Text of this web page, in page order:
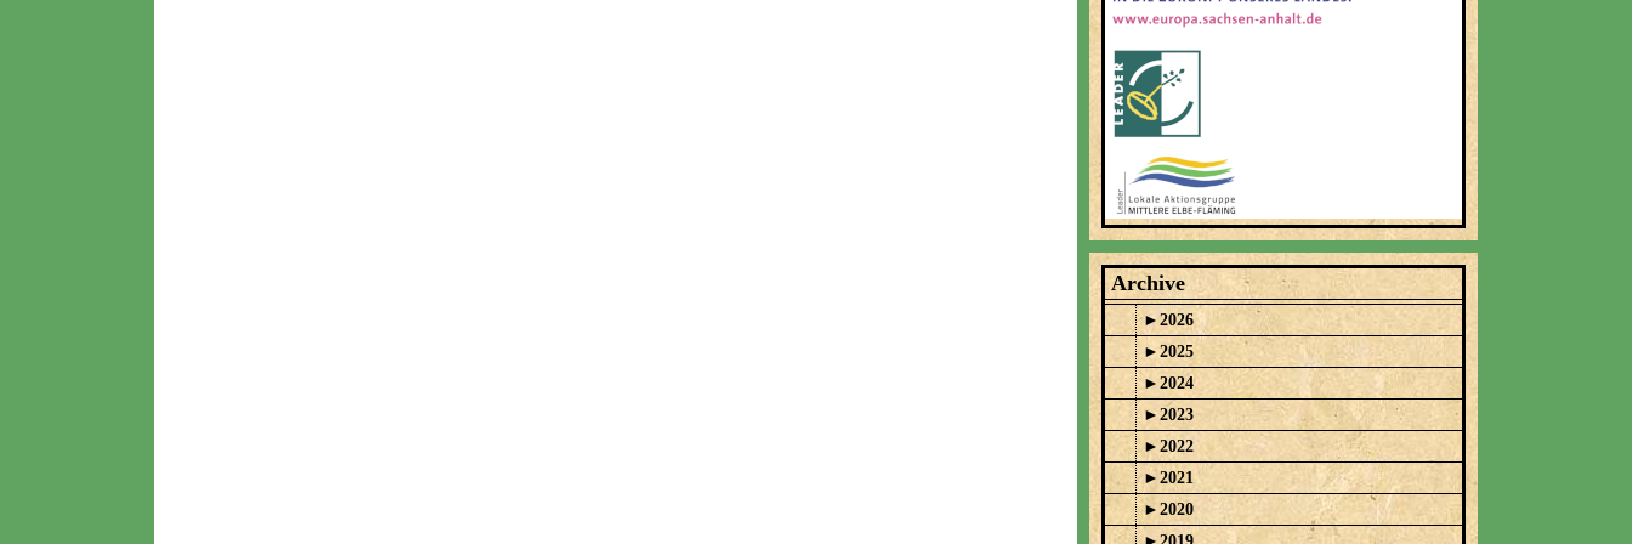
Archive
► 2026
► 2025
► 2024
► 2023
► 2022
► 2021
► 2020